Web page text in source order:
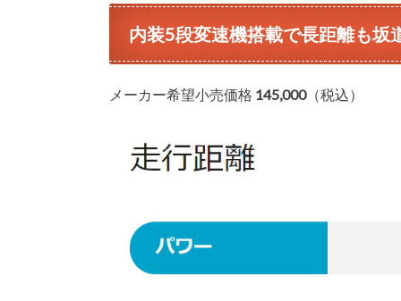
内装5段変速機搭載で長距離も坂
メーカー希望小売価格 145,000（税込）